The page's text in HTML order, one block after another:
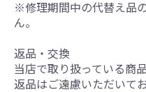
※修理期間中の代替え品
ん。
返品・交換
当店で取り扱っている商
返品はご遠慮いただいてお